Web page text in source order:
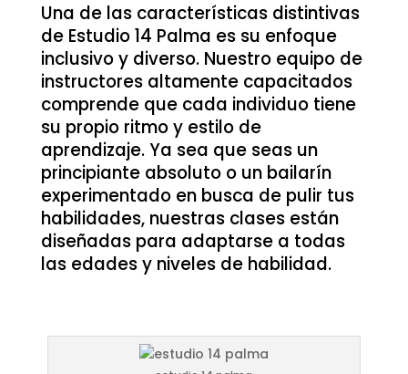
Una de las características distintivas
de Estudio 14 Palma es su enfoque
inclusivo y diverso. Nuestro equipo de
instructores altamente capacitados
comprende que cada individuo tiene
su propio ritmo y estilo de
aprendizaje. Ya sea que seas un
principiante absoluto o un bailarín
experimentado en busca de pulir tus
habilidades, nuestras clases están
diseñadas para adaptarse a todas
las edades y niveles de habilidad.